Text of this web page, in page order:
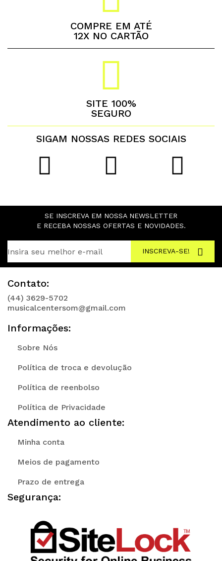
COMPRE EM ATÉ
12X NO CARTÃO
SITE 100%
SEGURO
SIGAM NOSSAS REDES SOCIAIS
SE INSCREVA EM NOSSA NEWSLETTER
E RECEBA NOSSAS OFERTAS E NOVIDADES.
INSCREVA-SE!
Contato:
(44) 3629-5702
musicalcentersom@gmail.com
Informações:
Sobre Nós
Política de troca e devolução
Política de reenbolso
Política de Privacidade
Atendimento ao cliente:
Minha conta
Meios de pagamento
Prazo de entrega
Segurança: